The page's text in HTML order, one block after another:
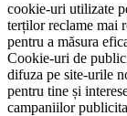
cookie-uri utilizate
terților reclame mai
pentru a măsura
Cookie-uri de
difuza pe site-urile
pentru tine și
campaniilor